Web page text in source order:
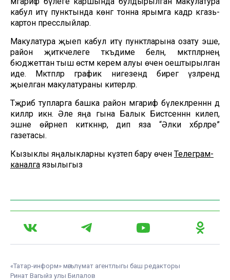
кабул итү пунктында көнгә тонна ярымга кадәр кәгазь-
картон пресслыйлар.
Макулатура җыеп кабул итү пунктларына озату эше,
район җитәкчелеге тәкъдиме белән, мәктәпләрнең
бюджеттан тыш өстәмә керем алуы өчен оештырылган
иде. Мәктәпләр график нигезендә бирегә үзләрендә
җыелган макулатураны китерәләр.
Тәҗрибә тупларга башка район мәгариф бүлекләреннән дә
киләләр икән. Әле яңа гына Балык Бистәсеннән килеп,
эшне өйрәнеп киткәннәр, дип яза “Әлки хәбәрләре”
газетасы.
Кызыклы яңалыкларны күзәтеп бару өчен Телеграм-
каналга язылыгыз
«Татар-информ» мәгълүмат агентлыгы баш редакторы
Ринат Вагыйз улы Билалов